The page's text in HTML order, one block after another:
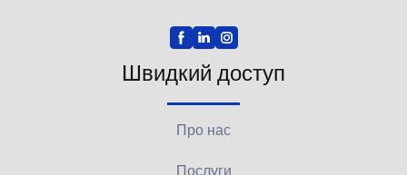
Швидкий доступ
Про нас
Послуги